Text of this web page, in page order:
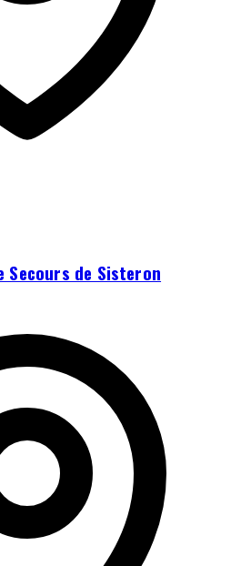
Secours de Sisteron